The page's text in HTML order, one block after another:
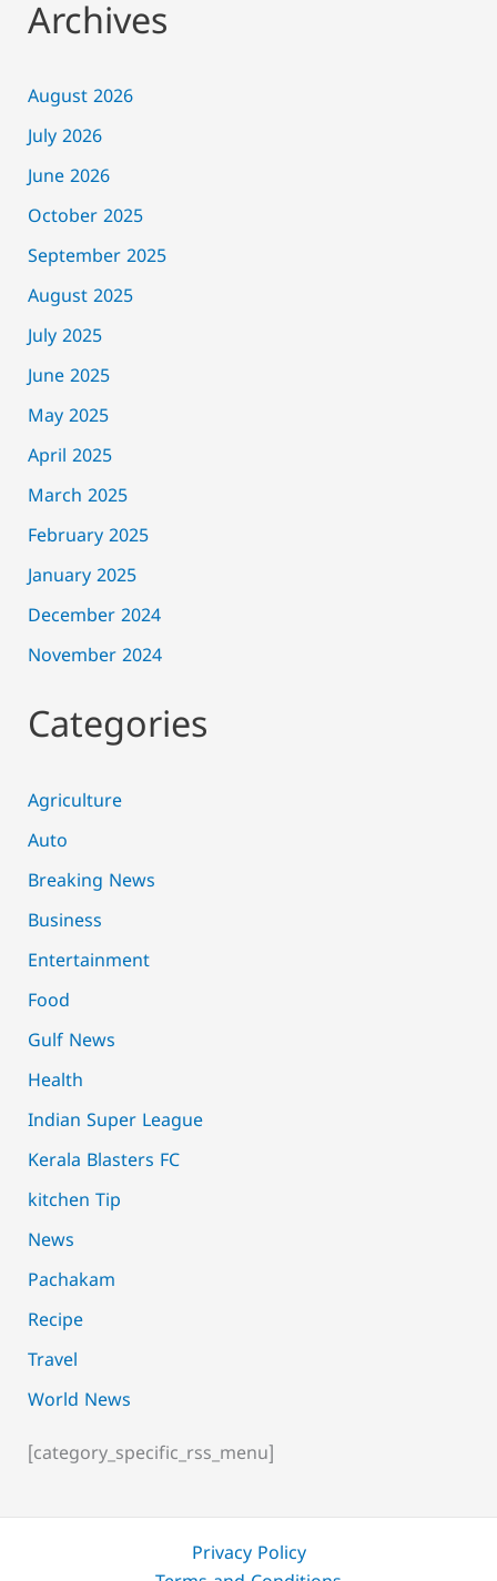
Archives
August 2026
July 2026
June 2026
October 2025
September 2025
August 2025
July 2025
June 2025
May 2025
April 2025
March 2025
February 2025
January 2025
December 2024
November 2024
Categories
Agriculture
Auto
Breaking News
Business
Entertainment
Food
Gulf News
Health
Indian Super League
Kerala Blasters FC
kitchen Tip
News
Pachakam
Recipe
Travel
World News
[category_specific_rss_menu]
Privacy Policy